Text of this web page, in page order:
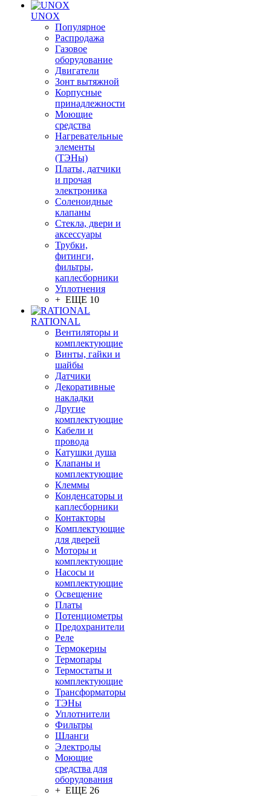
UNOX
Популярное
Распродажа
Газовое
оборудование
Двигатели
Зонт вытяжной
Корпусные
принадлежности
Моющие
средства
Нагревательные
элементы
(ТЭНы)
Платы, датчики
и прочая
электроника
Соленоидные
клапаны
Стекла, двери и
аксессуары
Трубки,
фитинги,
фильтры,
каплесборники
Уплотнения
+ ЕЩЕ 10
RATIONAL
Вентиляторы и
комплектующие
Винты, гайки и
шайбы
Датчики
Декоративные
накладки
Другие
комплектующие
Кабели и
провода
Катушки душа
Клапаны и
комплектующие
Клеммы
Конденсаторы и
каплесборники
Контакторы
Комплектующие
для дверей
Моторы и
комплектующие
Насосы и
комплектующие
Освещение
Платы
Потенциометры
Предохранители
Реле
Термокерны
Термопары
Термостаты и
комплектующие
Трансформаторы
ТЭНы
Уплотнители
Фильтры
Шланги
Электроды
Моющие
средства для
оборудования
+ ЕЩЕ 26